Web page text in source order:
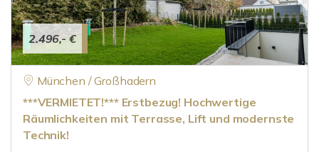
2.496,- €
München / Großhadern
***VERMIETET!*** Erstbezug! Hochwertige
Räumlichkeiten mit Terrasse, Lift und modernste
Technik!